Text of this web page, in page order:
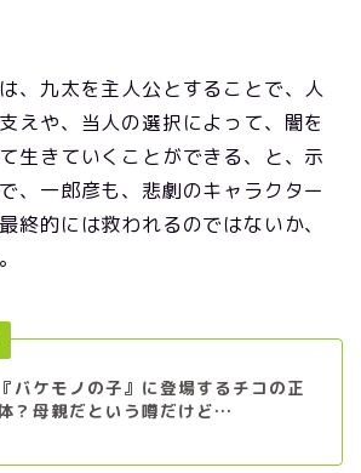
、九太を主人公とすることで、人
えや、当人の選択によって、闇を
生きていくことができる、と、示
、一郎彦も、悲劇のキャラクター
終的には救われるのではないか、
『バケモノの子』に登場するチコの正
？母親だという噂だけど…